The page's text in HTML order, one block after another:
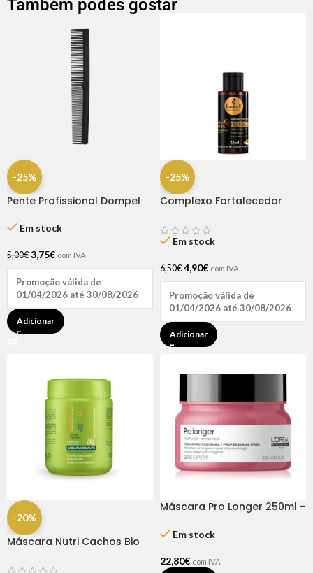
Também podes gostar
-25%
Pente Profissional Dompel
Em stock
5,00€ 3,75€ com IVA
Promoção válida de
01/04/2026 até 30/08/2026
Adicionar
-25%
Complexo Fortalecedor
Em stock
6,50€ 4,90€ com IVA
Promoção válida de
01/04/2026 até 30/08/2026
Adicionar
-20%
Máscara Nutri Cachos Bio
Máscara Pro Longer 250ml –
Em stock
22,80€ com IVA